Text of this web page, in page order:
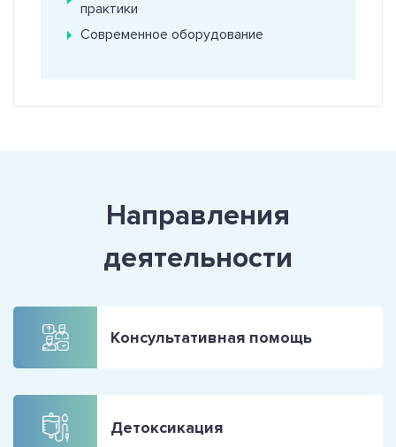
практики
Современное оборудование
Направления
деятельности
Консультативная помощь
Детоксикация